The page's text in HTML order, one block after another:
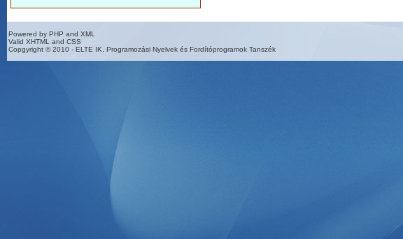
Powered by PHP and XML
Valid XHTML and CSS
Copgyright © 2010 - ELTE IK, Programozási Nyelvek és Fordítóprogramok Tanszék